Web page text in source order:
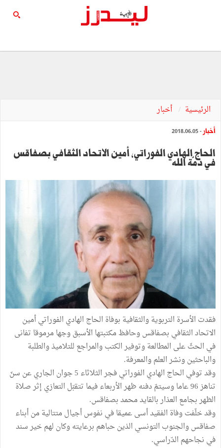
الرئيسية أخبار
أخبار - 2018.06.05
الحاج الهادي الفوراتي، أمين الاتحاد الثقافي بصفاقس
في ذمّة الله
فقدت الأسرة التربوية والثقافية بوفاة الحاج الهادي الفوراتي أمين
الاتحاد الثقافي بصفاقس وحافظ مكتبتها الأسبق وجها مرموقا تفانى
في الحثّ على المطالعة وتوفير الكتب والمراجع للتلاميذ والطلبة
والباحثين ونشر العلم والمعرفة.
وقد توفي الحاج الهادي الفوراتي فجر الثلاثاء 5 جوان الجاري عن سنّ
تناهز 96 عاما وسيتمّ دفنه ظهر الأربعاء فيما تتقبّل التعازي إثر صلاة
الظهر بجامع العذار بالقايد محمد بصفاقس.
وقد خلّفت وفاة الفقيد أسى عميقا في نفوس أجيال متتالية من أبناء
صفاقس والجنوب التونسي الذين حباهم برعايته وكان لهم خير سند
في نجاحهم الدّراسي.